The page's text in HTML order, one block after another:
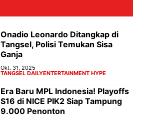
Onadio Leonardo Ditangkap di
Tangsel, Polisi Temukan Sisa
Ganja
Okt. 31, 2025
TANGSEL DAILYENTERTAINMENT HYPE
Era Baru MPL Indonesia! Playoffs
S16 di NICE PIK2 Siap Tampung
9.000 Penonton